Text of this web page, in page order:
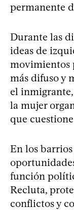
permanente
Durante las
ideas de
movimientos
más difuso y
el
la mujer
que
En los
función
Recluta,
conflictos y